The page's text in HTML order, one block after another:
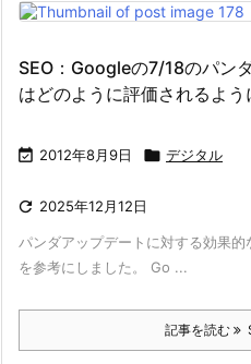
SEO：Googleの7/18のパン
はどのように評価されるよう
 2012年8月9日  デジタル
 2025年12月12日
パンダアップデートに対する効果
を参考にしました。 Go ...
記事を読む